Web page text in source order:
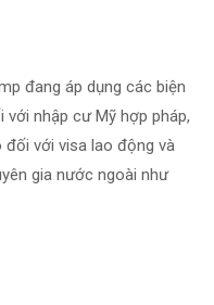
đang áp dụng các biện
nhập cư Mỹ hợp pháp,
với visa lao động và
gia nước ngoài như